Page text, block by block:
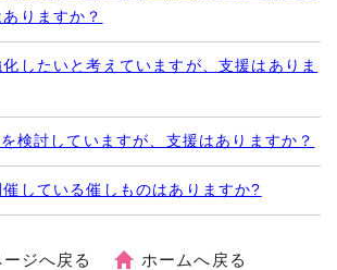
りますか？
したいと考えていますが、支援はありま
検討していますが、支援はありますか？
している催しものはありますか?
ジへ戻る ホームへ戻る